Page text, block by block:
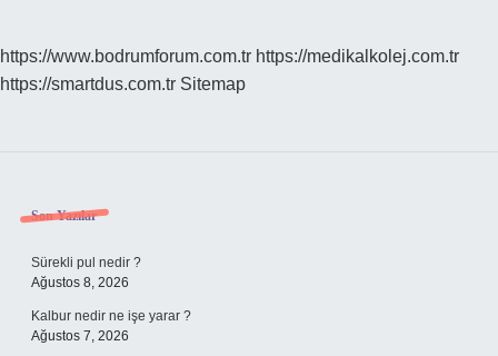
https://www.bodrumforum.com.tr https://medikalkolej.com.tr
https://smartdus.com.tr Sitemap
Sidebar
Son Yazılar
Sürekli pul nedir ?
Ağustos 8, 2026
Kalbur nedir ne işe yarar ?
Ağustos 7, 2026